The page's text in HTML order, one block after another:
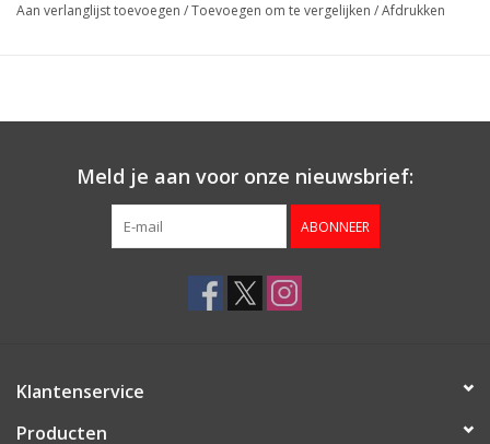
Crianza, dat betekent vrij vertaald: met een beetje hout. De wijn
Aan verlanglijst toevoegen /Toevoegen om te vergelijken /Afdrukken
Meld je aan voor onze nieuwsbrief:
ABONNEER
Klantenservice
Producten